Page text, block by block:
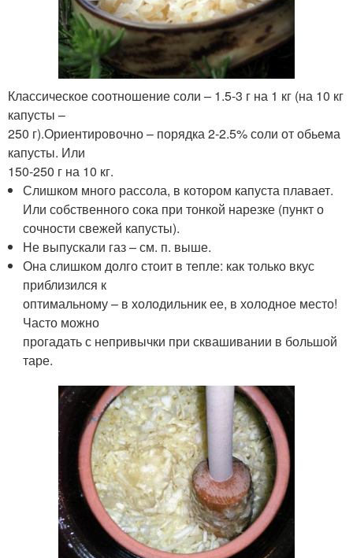
Классическое соотношение соли – 1.5-3 г на 1 кг (на 10 кг
капусты –
250 г).Ориентировочно – порядка 2-2.5% соли от обьема
капусты. Или
150-250 г на 10 кг.
Слишком много рассола, в котором капуста плавает.
Или собственного сока при тонкой нарезке (пункт о
сочности свежей капусты).
Не выпускали газ – см. п. выше.
Она слишком долго стоит в тепле: как только вкус
приблизился к
оптимальному – в холодильник ее, в холодное место!
Часто можно
прогадать с непривычки при сквашивании в большой
таре.